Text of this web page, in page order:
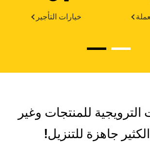
خيارات التأجير
الترويجية للمنتجات وغير
جاهزة للتنزيل!